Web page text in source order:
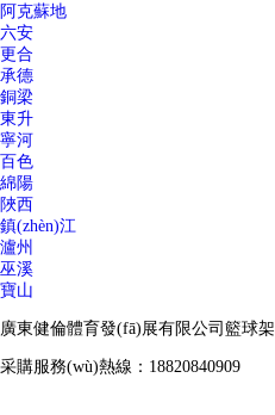
阿克蘇地
六安
更合
承德
銅梁
東升
寧河
百色
綿陽
陜西
鎮(zhèn)江
瀘州
巫溪
寶山
廣東健倫體育發(fā)展有限公司籃球架
采購服務(wù)熱線：18820840909